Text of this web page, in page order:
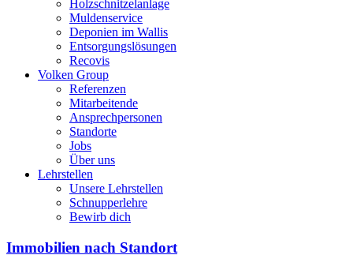
Holzschnitzelanlage
Muldenservice
Deponien im Wallis
Entsorgungslösungen
Recovis
Volken Group
Referenzen
Mitarbeitende
Ansprechpersonen
Standorte
Jobs
Über uns
Lehrstellen
Unsere Lehrstellen
Schnupperlehre
Bewirb dich
Immobilien nach Standort